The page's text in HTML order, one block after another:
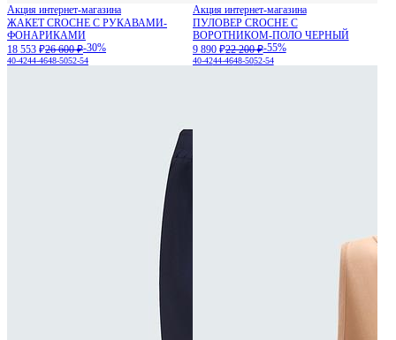
Акция интернет-магазина
ЖАКЕТ CROCHE С РУКАВАМИ-
ФОНАРИКАМИ
18 553 ₽26 600 ₽-30%
40-4244-4648-5052-54
Акция интернет-магазина
ПУЛОВЕР CROCHE С
ВОРОТНИКОМ-ПОЛО ЧЕРНЫЙ
9 890 ₽22 200 ₽-55%
40-4244-4648-5052-54